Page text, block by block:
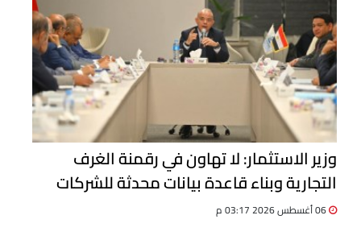
وزير الاستثمار: لا تهاون في رقمنة الغرف
التجارية وبناء قاعدة بيانات محدثة للشركات